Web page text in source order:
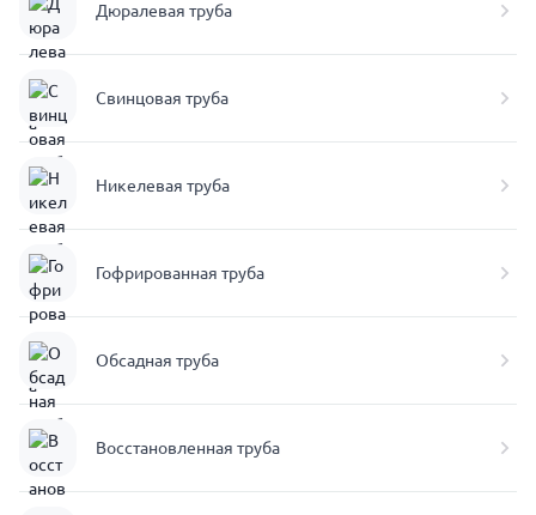
Дюралевая труба
Свинцовая труба
Никелевая труба
Гофрированная труба
Обсадная труба
Восстановленная труба